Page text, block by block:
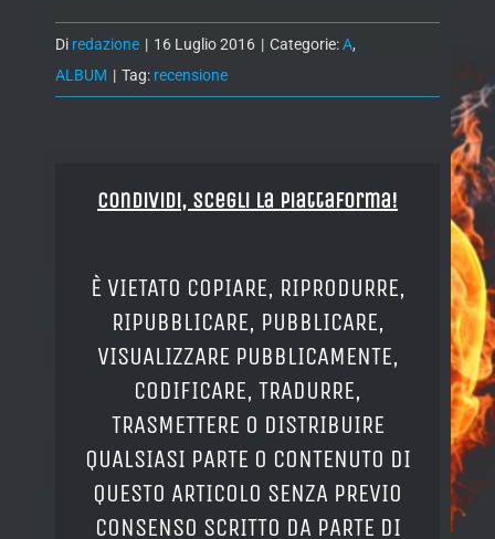
Di redazione | 16 Luglio 2016 | Categorie:A,
ALBUM | Tag: recensione
Condividi, Scegli la piattaforma!
È VIETATO COPIARE, RIPRODURRE,
RIPUBBLICARE, PUBBLICARE,
VISUALIZZARE PUBBLICAMENTE,
CODIFICARE, TRADURRE,
TRASMETTERE O DISTRIBUIRE
QUALSIASI PARTE O CONTENUTO DI
QUESTO ARTICOLO SENZA PREVIO
CONSENSO SCRITTO DA PARTE DI